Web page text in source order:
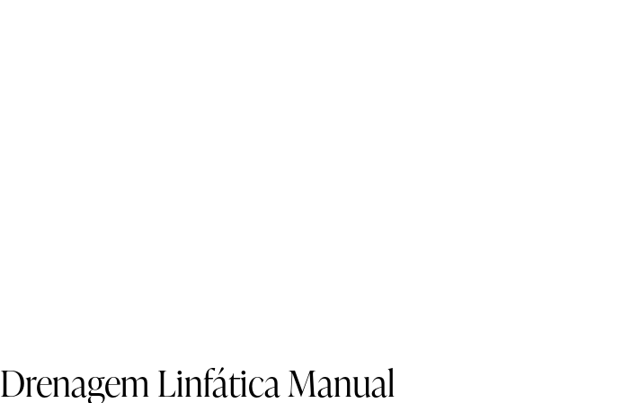
Drenagem Linfática Manual